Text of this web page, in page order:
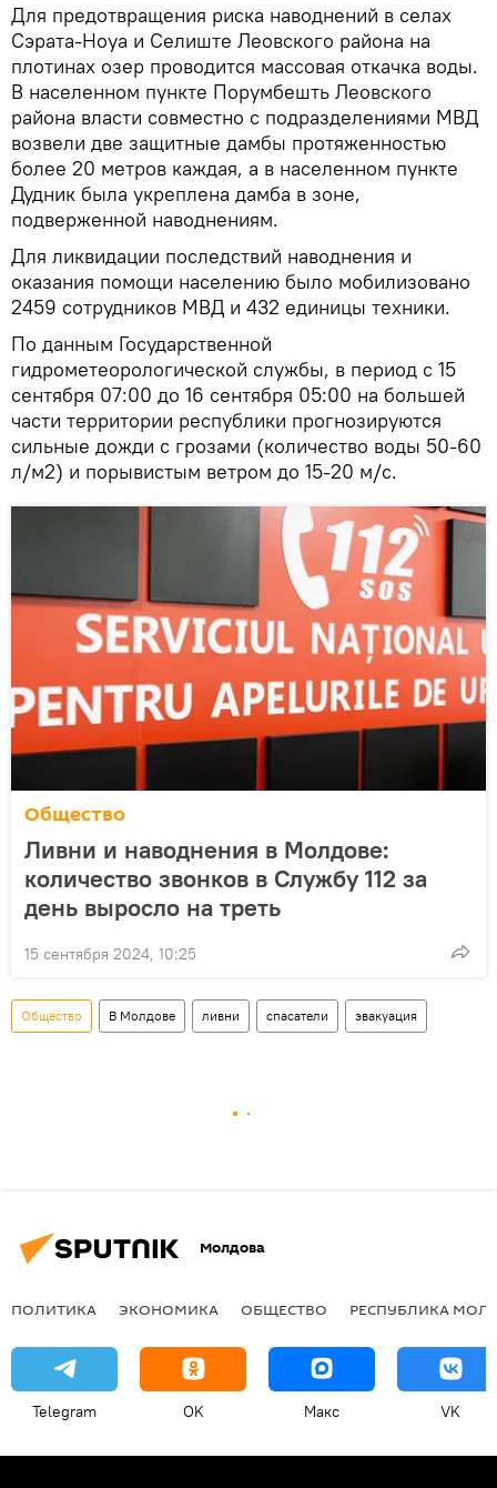
Для предотвращения риска наводнений в селах
Сэрата-Ноуа и Селиште Леовского района на
плотинах озер проводится массовая откачка воды.
В населенном пункте Порумбешть Леовского
района власти совместно с подразделениями МВД
возвели две защитные дамбы протяженностью
более 20 метров каждая, а в населенном пункте
Дудник была укреплена дамба в зоне,
подверженной наводнениям.
Для ликвидации последствий наводнения и
оказания помощи населению было мобилизовано
2459 сотрудников МВД и 432 единицы техники.
По данным Государственной
гидрометеорологической службы, в период с 15
сентября 07:00 до 16 сентября 05:00 на большей
части территории республики прогнозируются
сильные дожди с грозами (количество воды 50-60
л/м2) и порывистым ветром до 15-20 м/с.
Общество
Ливни и наводнения в Молдове:
количество звонков в Службу 112 за
день выросло на треть
15 сентября 2024, 10:25
Общество В Молдове ливни спасатели эвакуация
Молдова
ПОЛИТИКА ЭКОНОМИКА ОБЩЕСТВО РЕСПУБЛИКА
Telegram OK Макс VK